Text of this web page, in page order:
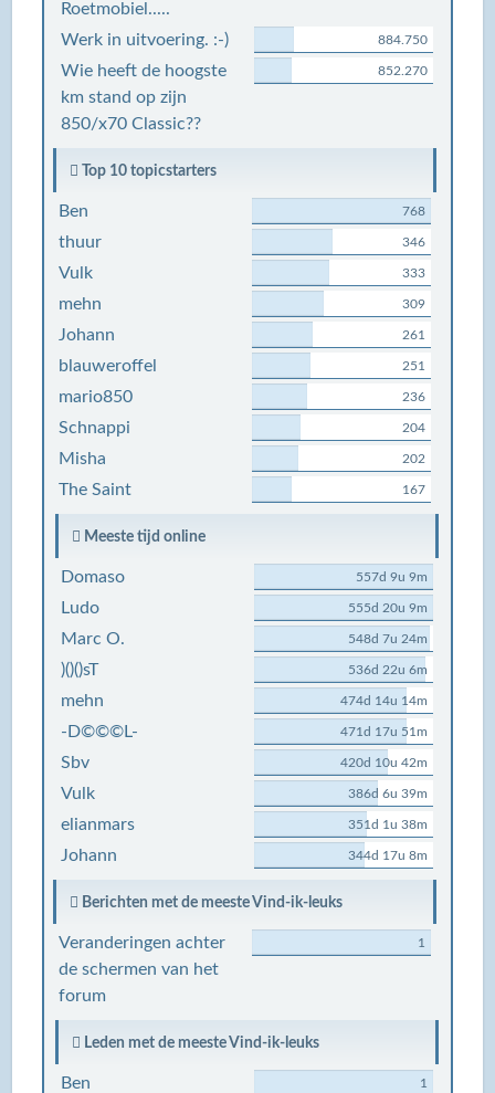
Roetmobiel.....
Werk in uitvoering. :-)
884.750
Wie heeft de hoogste
km stand op zijn
850/x70 Classic??
852.270
Top 10 topicstarters
Ben 768
thuur 346
Vulk 333
mehn 309
Johann 261
blauweroffel 251
mario850 236
Schnappi 204
Misha 202
The Saint 167
Meeste tijd online
Domaso 557d 9u 9m
Ludo 555d 20u 9m
Marc O. 548d 7u 24m
)()()sT 536d 22u 6m
mehn 474d 14u 14m
-D©©©L- 471d 17u 51m
Sbv 420d 10u 42m
Vulk 386d 6u 39m
elianmars 351d 1u 38m
Johann 344d 17u 8m
Berichten met de meeste Vind-ik-leuks
Veranderingen achter
de schermen van het
forum
1
Leden met de meeste Vind-ik-leuks
Ben 1